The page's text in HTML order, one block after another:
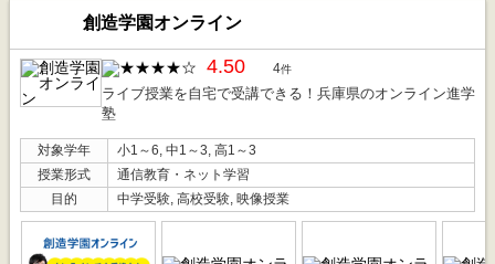
創造学園オンライン
4.50 4件
ライブ授業を自宅で受講できる！兵庫県のオンライン進学
塾
対象学年
小1～6, 中1～3, 高1～3
授業形式
通信教育・ネット学習
目的
中学受験, 高校受験, 映像授業